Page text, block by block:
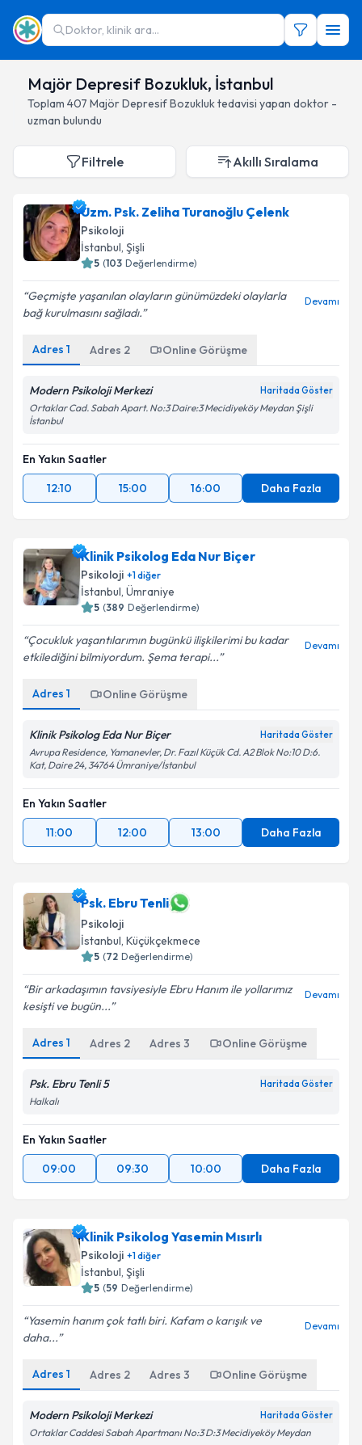
Doktor, klinik ara...
Majör Depresif Bozukluk, İstanbul
Toplam 407 Majör Depresif Bozukluktedavisi yapan doktor -
uzman bulundu
Filtrele Akıllı Sıralama
Uzm. Psk. Zeliha Turanoğlu Çelenk
Psikoloji
İstanbul, Şişli
5 (103 Değerlendirme)
Geçmişte yaşanılan olayların günümüzdeki olaylarla
bağ kurulmasını sağladı.
Devamı
Adres 1 Adres 2 Online Görüşme
Modern Psikoloji Merkezi Haritada Göster
Ortaklar Cad. Sabah Apart. No:3 Daire:3 Mecidiyeköy Meydan Şişli
İstanbul
En Yakın Saatler
12:10
15:00 16:00 Daha Fazla
Klinik Psikolog Eda Nur Biçer
Psikoloji +1diğer
İstanbul, Ümraniye
5 (389 Değerlendirme)
Çocukluk yaşantılarımın bugünkü ilişkilerimi bu kadar
etkilediğini bilmiyordum. Şema terapi...
Devamı
Adres 1 Online Görüşme
Klinik Psikolog Eda Nur Biçer Haritada Göster
Avrupa Residence, Yamanevler, Dr. Fazıl Küçük Cd. A2 Blok No:10 D:6.
Kat, Daire 24, 34764 Ümraniye/İstanbul
En Yakın Saatler
11:00
12:00 13:00 Daha Fazla
Psk. Ebru Tenli
Psikoloji
İstanbul, Küçükçekmece
5 (72 Değerlendirme)
Bir arkadaşımın tavsiyesiyle Ebru Hanım ile yollarımız
kesişti ve bugün...
Devamı
Adres 1 Adres 2 Adres 3 Online Görüşme
Psk. Ebru Tenli 5 Haritada Göster
Halkalı
En Yakın Saatler
09:00
09:30 10:00 Daha Fazla
Klinik Psikolog Yasemin Mısırlı
Psikoloji +1diğer
İstanbul, Şişli
5 (59 Değerlendirme)
Yasemin hanım çok tatlı biri. Kafam o karışık ve
daha...
Devamı
Adres 1 Adres 2 Adres 3 Online Görüşme
Modern Psikoloji Merkezi Haritada Göster
Ortaklar Caddesi Sabah Apartmanı No:3 D:3 Mecidiyeköy Meydan